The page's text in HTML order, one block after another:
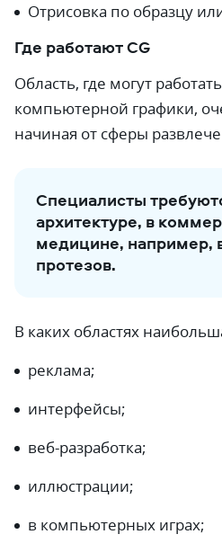
Отрисовка по образцу
Где работают CG
Область, где могут
компьютерной графики,
начиная от сферы
Специалисты
архитектуре, в
медицине, например,
протезов.
В каких областях
реклама;
интерфейсы;
веб-разработка;
иллюстрации;
в компьютерных играх;